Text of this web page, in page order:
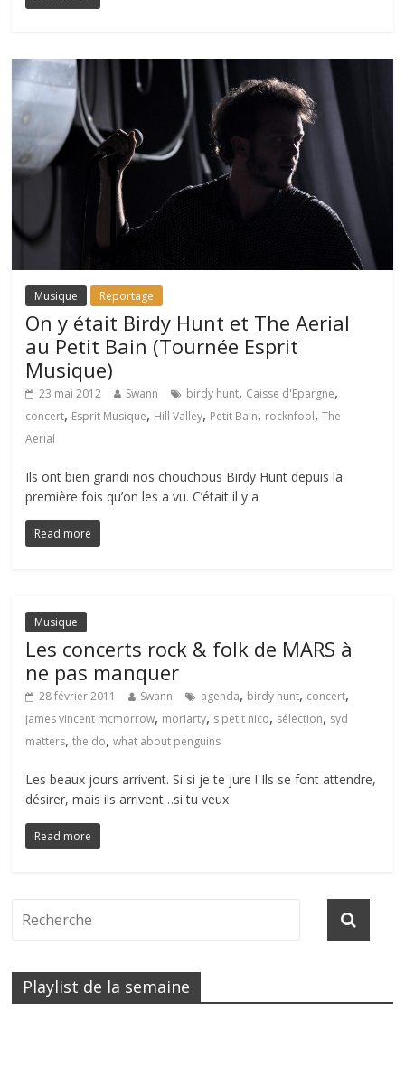
Musique Reportage
On y était Birdy Hunt et The Aerial
au Petit Bain (Tournée Esprit
Musique)
23 mai 2012 Swann birdy hunt, Caisse d'Epargne,
concert, Esprit Musique, Hill Valley, Petit Bain, rocknfool,The
Aerial
Ils ont bien grandi nos chouchous Birdy Hunt depuis la
première fois qu’on les a vu. C’était il y a
Read more
Musique
Les concerts rock & folk de MARS à
ne pas manquer
28 février 2011 Swann agenda, birdy hunt, concert,
james vincent mcmorrow, moriarty, s petit nico, sélection, syd
matters,the do,what about penguins
Les beaux jours arrivent. Si si je te jure ! Ils se font attendre,
désirer, mais ils arrivent…si tu veux
Read more
Playlist de la semaine